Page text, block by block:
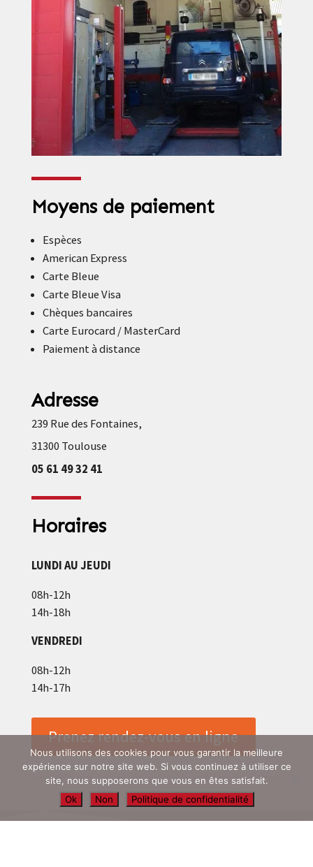
Moyens de paiement
Espèces
American Express
Carte Bleue
Carte Bleue Visa
Chèques bancaires
Carte Eurocard / MasterCard
Paiement à distance
Adresse
239 Rue des Fontaines,
31300 Toulouse
05 61 49 32 41
Horaires
LUNDI AU JEUDI
08h-12h
14h-18h
VENDREDI
08h-12h
14h-17h
Prenez rendez-vous en ligne
Nous utilisons des cookies pour vous garantir la meilleure
expérience sur notre site web. Si vous continuez à utiliser ce
site, nous supposerons que vous en êtes satisfait.
Ok
Non Politique de confidentialité